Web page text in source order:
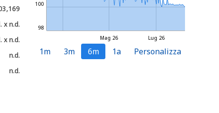
x n.d.
x n.d.
n.d.
n.d.
Lug 26
Mag 26
98
100
1m 3m 6m 1a Personalizza